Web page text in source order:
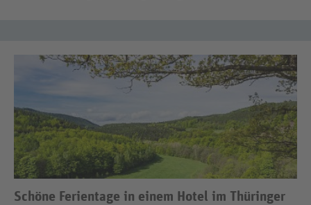
Schöne Ferientage in einem Hotel im Thüringer